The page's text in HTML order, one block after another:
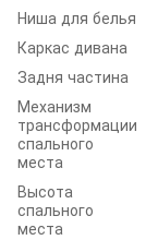
Ниша для белья
Каркас дивана
Задня частина
Механизм
трансформации
спального
места
Высота
спального
места